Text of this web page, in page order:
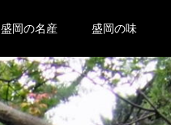
盛岡の名産 盛岡の味